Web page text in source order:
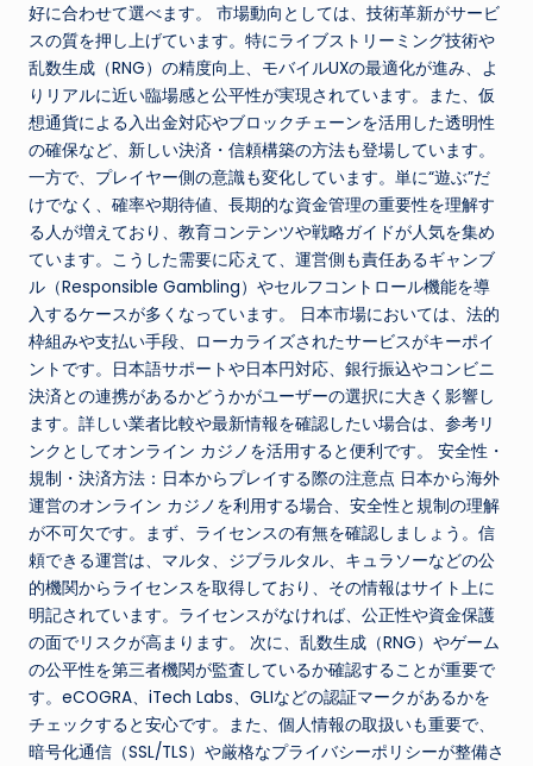
好に合わせて選べます。 市場動向としては、技術革新がサービ
スの質を押し上げています。特にライブストリーミング技術や
乱数生成（RNG）の精度向上、モバイルUXの最適化が進み、よ
りリアルに近い臨場感と公平性が実現されています。また、仮
想通貨による入出金対応やブロックチェーンを活用した透明性
の確保など、新しい決済・信頼構築の方法も登場しています。
一方で、プレイヤー側の意識も変化しています。単に“遊ぶ”だ
けでなく、確率や期待値、長期的な資金管理の重要性を理解す
る人が増えており、教育コンテンツや戦略ガイドが人気を集め
ています。こうした需要に応えて、運営側も責任あるギャンブ
ル（Responsible Gambling）やセルフコントロール機能を導
入するケースが多くなっています。 日本市場においては、法的
枠組みや支払い手段、ローカライズされたサービスがキーポイ
ントです。日本語サポートや日本円対応、銀行振込やコンビニ
決済との連携があるかどうかがユーザーの選択に大きく影響し
ます。詳しい業者比較や最新情報を確認したい場合は、参考リ
ンクとしてオンライン カジノを活用すると便利です。 安全性・
規制・決済方法：日本からプレイする際の注意点 日本から海外
運営のオンライン カジノを利用する場合、安全性と規制の理解
が不可欠です。まず、ライセンスの有無を確認しましょう。信
頼できる運営は、マルタ、ジブラルタル、キュラソーなどの公
的機関からライセンスを取得しており、その情報はサイト上に
明記されています。ライセンスがなければ、公正性や資金保護
の面でリスクが高まります。 次に、乱数生成（RNG）やゲーム
の公平性を第三者機関が監査しているか確認することが重要で
す。eCOGRA、iTech Labs、GLIなどの認証マークがあるかを
チェックすると安心です。また、個人情報の取扱いも重要で、
暗号化通信（SSL/TLS）や厳格なプライバシーポリシーが整備さ